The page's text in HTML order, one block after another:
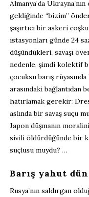
Almanya’da
geldiğinde “bizim”
şaşırtıcı bir askeri
istasyonları günde 24
düşündükleri, savaşı
nedenle, şimdi kolektif
çocuksu barış
arasındaki bağlantıdan
hatırlamak gerekir:
aslında bir savaş suçu
Japon düşmanın
sivili öldürdüğünde bir
suçlusu muydu? …
Barış yahut
Rusya’nın saldırgan